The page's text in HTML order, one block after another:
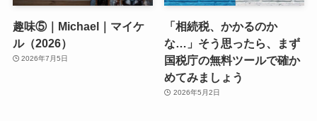
趣味⑤｜Michael｜マイケ
ル（2026）
2026年7月5日
「相続税、かかるのか
な…」そう思ったら、まず
国税庁の無料ツールで確か
めてみましょう
2026年5月2日